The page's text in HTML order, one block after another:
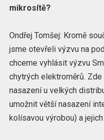
mikrosítě?
Ondřej Tomšej: Kromě
jsme otevřeli výzvu na
chceme vyhlásit výzvu
chytrých elektroměrů.
nasazení u velkých
umožnit větší nasazení
kolísavou výrobou) a